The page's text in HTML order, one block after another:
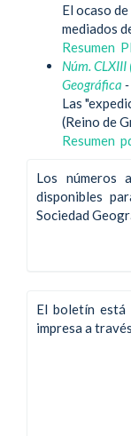
El ocaso
mediados
Resumen
Núm.
Geográfica -
Las
(Reino de
Resumen
Los números
disponibles
Sociedad
El boletín está
impresa a